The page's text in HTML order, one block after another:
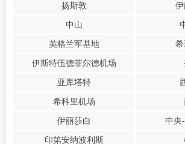
扬斯敦
中山
英格兰军基地
伊斯特伍德菲尔德机场
亚库塔特
希科里机场
伊丽莎白
中央
印第安纳波利斯